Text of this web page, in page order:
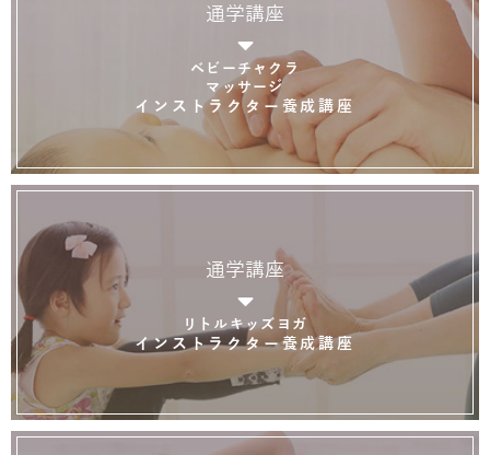
通学講座
ベビーチャクラ
マッサージ
インストラクター養成講座
通学講座
リトルキッズヨガ
インストラクター養成講座